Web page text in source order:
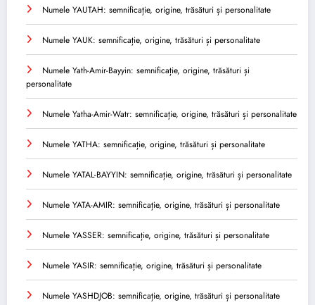
Numele YAUTAH: semnificație, origine, trăsături și personalitate
Numele YAUK: semnificație, origine, trăsături și personalitate
Numele Yath-Amir-Bayyin: semnificație, origine, trăsături și
personalitate
Numele Yatha-Amir-Watr: semnificație, origine, trăsături și personalitate
Numele YATHA: semnificație, origine, trăsături și personalitate
Numele YATAL-BAYYIN: semnificație, origine, trăsături și personalitate
Numele YATA-AMIR: semnificație, origine, trăsături și personalitate
Numele YASSER: semnificație, origine, trăsături și personalitate
Numele YASIR: semnificație, origine, trăsături și personalitate
Numele YASHDJOB: semnificație, origine, trăsături și personalitate